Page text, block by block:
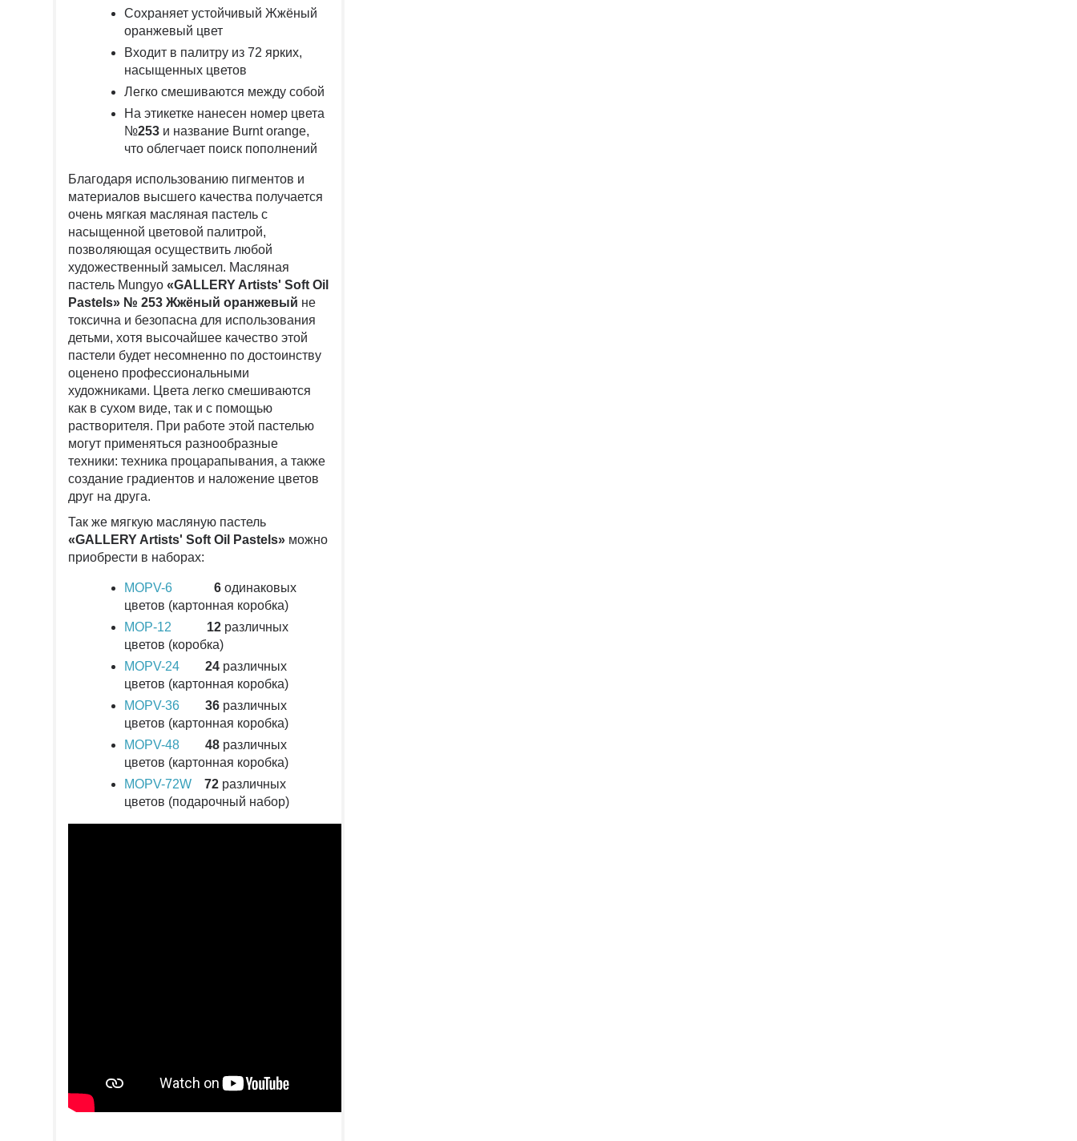
Сохраняет устойчивый Жжёный
оранжевый цвет
Входит в палитру из 72 ярких,
насыщенных цветов
Легко смешиваются между собой
На этикетке нанесен номер цвета
№253 и название Burnt orange,
что облегчает поиск пополнений
Благодаря использованию пигментов и
материалов высшего качества получается
очень мягкая масляная пастель с
насыщенной цветовой палитрой,
позволяющая осуществить любой
художественный замысел. Масляная
пастель Mungyo «GALLERY Artists' Soft Oil
Pastels» № 253 Жжёный оранжевый не
токсична и безопасна для использования
детьми, хотя высочайшее качество этой
пастели будет несомненно по достоинству
оценено профессиональными
художниками. Цвета легко смешиваются
как в сухом виде, так и с помощью
растворителя. При работе этой пастелью
могут применяться разнообразные
техники: техника процарапывания, а также
создание градиентов и наложение цветов
друг на друга.
Так же мягкую масляную пастель
«GALLERY Artists' Soft Oil Pastels» можно
приобрести в наборах:
MOPV-6 6 одинаковых
цветов (картонная коробка)
MOP-12
12 различных
цветов (коробка)
MOPV-24
24 различных
цветов (картонная коробка)
MOPV-36
36 различных
цветов (картонная коробка)
MOPV-48
48 различных
цветов (картонная коробка)
MOPV-72W
72 различных
цветов (подарочный набор)